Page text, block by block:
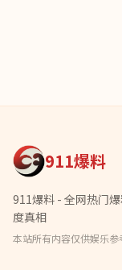
911爆料
911爆料 - 全网热门
度真相
本站所有内容仅供娱乐参